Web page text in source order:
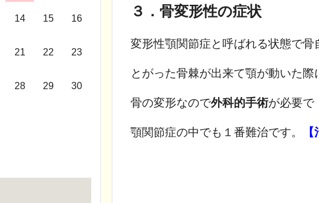
３．骨変形性の症状
変形性顎関節症と呼ばれる状態で骨
とがった骨棘が出来て顎が動いた際
骨の変形なので外科的手術が必要で
顎関節症の中でも１番難治です。
14 15 16
21 22 23
28 29 30